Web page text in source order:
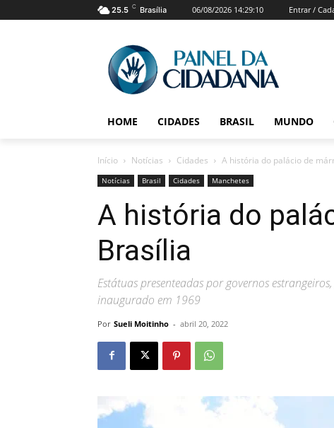
25.5 C Brasília 06/08/2026 14:29:10 Entrar /
HOME CIDADES BRASIL MUNDO
Início Notícias Cidades A história do palácio de
Notícias Brasil Cidades Manchetes
A história do
Brasília
Estátuas presenteadas por governos
inaugurado em 1969
Por Sueli Moitinho - abril 20, 2022